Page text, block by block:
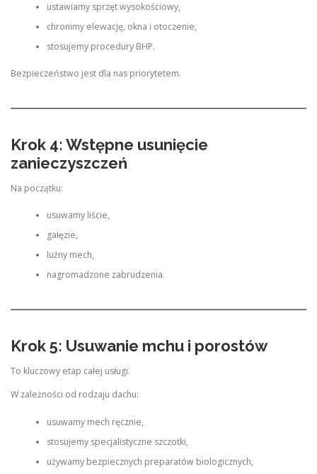
ustawiamy sprzęt wysokościowy,
chronimy elewację, okna i otoczenie,
stosujemy procedury BHP.
Bezpieczeństwo jest dla nas priorytetem.
Krok 4: Wstępne usunięcie
zanieczyszczeń
Na początku:
usuwamy liście,
gałęzie,
luźny mech,
nagromadzone zabrudzenia.
Krok 5: Usuwanie mchu i porostów
To kluczowy etap całej usługi.
W zależności od rodzaju dachu:
usuwamy mech ręcznie,
stosujemy specjalistyczne szczotki,
używamy bezpiecznych preparatów biologicznych,